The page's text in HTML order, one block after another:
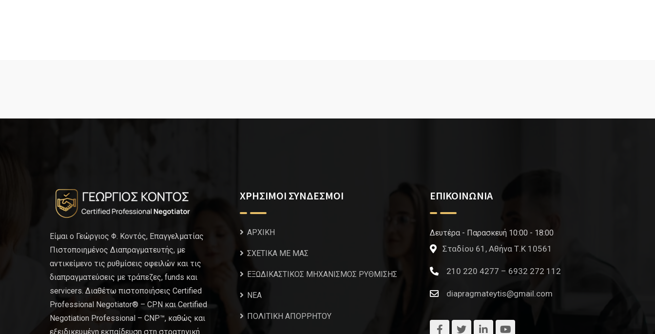
Είμαι ο Γεώργιος Φ. Κοντός, Επαγγελματίας
Πιστοποιημένος Διαπραγματευτής, με
αντικείμενο τις ρυθμίσεις οφειλών και τις
διαπραγματεύσεις με τράπεζες, funds και
servicers. Διαθέτω πιστοποιήσεις Certified
Professional Negotiator® – CPN και Certified
Negotiation Professional – CNP™, καθώς και
εξειδικευμένη εκπαίδευση στη στρατηγική
ΧΡΗΣΙΜΟΙ ΣΥΝΔΕΣΜΟΙ
ΑΡΧΙΚΗ
ΣΧΕΤΙΚΑ ΜΕ ΜΑΣ
ΕΞΩΔΙΚΑΣΤΙΚΟΣ ΜΗΧΑΝΙΣΜΟΣ ΡΥΘΜΙΣΗΣ
NEA
ΠΟΛΙΤΙΚΗ ΑΠΟΡΡΗΤΟΥ
ΕΠΙΚΟΙΝΩΝΙΑ
Δευτέρα - Παρασκευή 10:00 - 18:00
Σταδίου 61, Αθήνα Τ.Κ 10561
210 220 4277 – 6932 272 112
diapragmateytis@gmail.com